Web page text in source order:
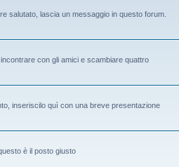
salutato, lascia un messaggio in questo forum.
con gli amici e scambiare quattro
inseriscilo quì con una breve presentazione
è il posto giusto